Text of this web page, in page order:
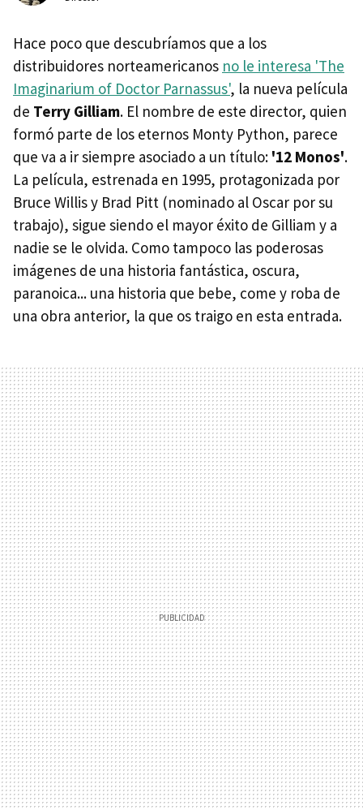
Hace poco que descubríamos que a los
distribuidores norteamericanos no le interesa 'The
Imaginarium of Doctor Parnassus', la nueva película
de Terry Gilliam. El nombre de este director, quien
formó parte de los eternos Monty Python, parece
que va a ir siempre asociado a un título: '12 Monos'.
La película, estrenada en 1995, protagonizada por
Bruce Willis y Brad Pitt (nominado al Oscar por su
trabajo), sigue siendo el mayor éxito de Gilliam y a
nadie se le olvida. Como tampoco las poderosas
imágenes de una historia fantástica, oscura,
paranoica... una historia que bebe, come y roba de
una obra anterior, la que os traigo en esta entrada.